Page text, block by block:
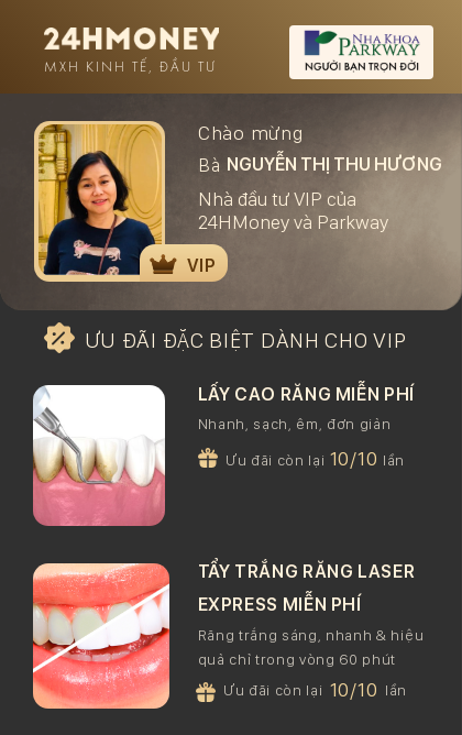
MXH KINH TẾ, ĐẦU TƯ
Chào mừng
Bà NGUYỄN THỊ THU HƯƠNG
Nhà đầu tư VIP của
24HMoney và Parkway
ƯU ĐÃI ĐẶC BIỆT DÀNH CHO VIP
LẤY CAO RĂNG MIỄN PHÍ
Nhanh, sạch, êm, đơn giản
Ưu đãi còn lại lần
10/10
TẨY TRẮNG RĂNG LASER
EXPRESS MIỄN PHÍ
Răng trắng sáng, nhanh & hiệu
quả chỉ trong vòng 60 phút
Ưu đãi còn lại 10/10 lần
VIP